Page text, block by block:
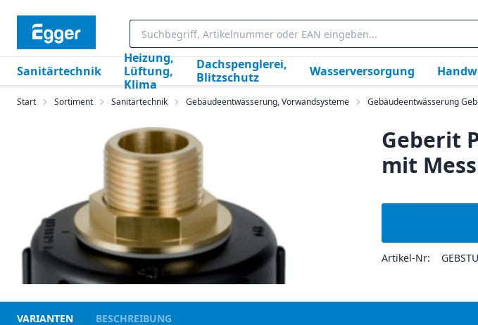
Sanitärtechnik
Heizung,
Lüftung,
Klima
Dachspenglerei,
Blitzschutz
Wasserversorgung
Start Sortiment Sanitärtechnik Gebäudeentwässerung, Vorwandsysteme Gebäudeentwässerung
Geberit
mit
Artikel-Nr:
VARIANTEN BESCHREIBUNG